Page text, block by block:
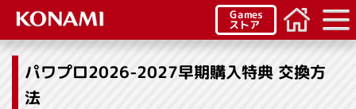
Games
ストア
パワプロ2026-2027早期購入特典 交換方
法